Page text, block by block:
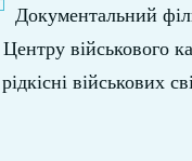
Документальний
військового
військових